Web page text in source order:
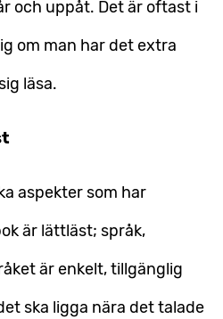
och uppåt. Det är oftast i
om man har det extra
läsa.
aspekter som har
är lättläst; språk,
är enkelt, tillgänglig
ska ligga nära det talade